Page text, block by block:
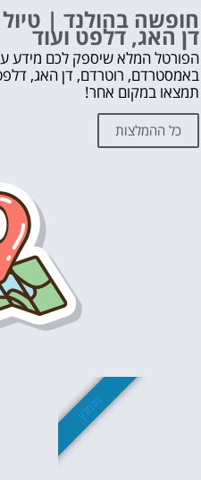
האג
שוק הגבינות של אלקמאר
חופשה בהולנד | טיול
לקבלת ייעוץ בתכנון החופשה
אהבת? נא לשתף!
עוד דברים שאסור לפספס 👇
לחצו על הכפתור וקבלו את הכל
חופשה בהולנד |
דן האג, דלפט ועוד
הפורטל המלא שיספק לכם מידע
באמסטרדם, רוטרדם, דן האג,
תמצאו במקום אחר!
כל ההמלצות
מומלץ